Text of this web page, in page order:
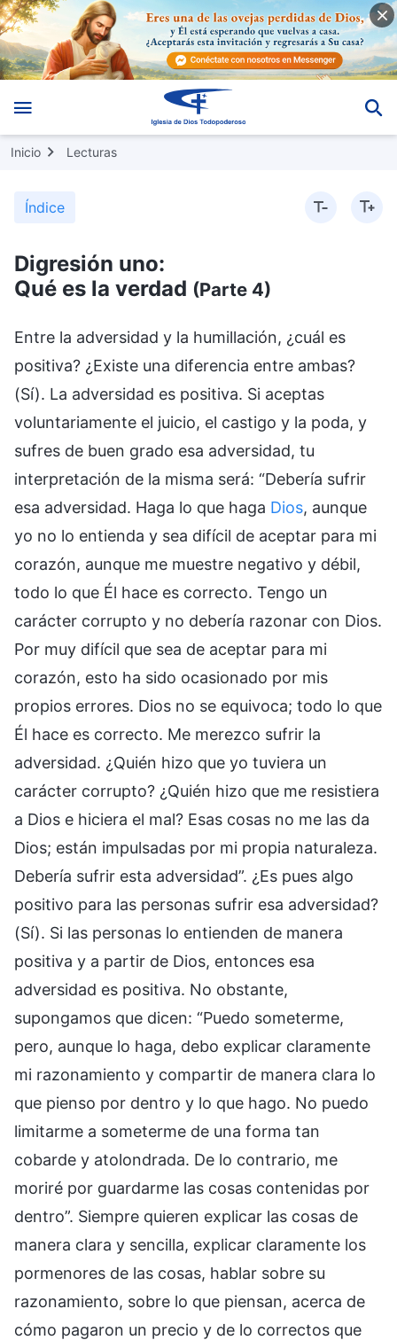
Inicio Lecturas
Índice
Digresión uno:
Qué es la verdad (Parte 4)
Entre la adversidad y la humillación, ¿cuál es
positiva? ¿Existe una diferencia entre ambas?
(Sí). La adversidad es positiva. Si aceptas
voluntariamente el juicio, el castigo y la poda, y
sufres de buen grado esa adversidad, tu
interpretación de la misma será: “Debería sufrir
esa adversidad. Haga lo que haga Dios, aunque
yo no lo entienda y sea difícil de aceptar para mi
corazón, aunque me muestre negativo y débil,
todo lo que Él hace es correcto. Tengo un
carácter corrupto y no debería razonar con Dios.
Por muy difícil que sea de aceptar para mi
corazón, esto ha sido ocasionado por mis
propios errores. Dios no se equivoca; todo lo que
Él hace es correcto. Me merezco sufrir la
adversidad. ¿Quién hizo que yo tuviera un
carácter corrupto? ¿Quién hizo que me resistiera
a Dios e hiciera el mal? Esas cosas no me las da
Dios; están impulsadas por mi propia naturaleza.
Debería sufrir esta adversidad”. ¿Es pues algo
positivo para las personas sufrir esa adversidad?
(Sí). Si las personas lo entienden de manera
positiva y a partir de Dios, entonces esa
adversidad es positiva. No obstante,
supongamos que dicen: “Puedo someterme,
pero, aunque lo haga, debo explicar claramente
mi razonamiento y compartir de manera clara lo
que pienso por dentro y lo que hago. No puedo
limitarme a someterme de una forma tan
cobarde y atolondrada. De lo contrario, me
moriré por guardarme las cosas contenidas por
dentro”. Siempre quieren explicar las cosas de
manera clara y sencilla, explicar claramente los
pormenores de las cosas, hablar sobre su
razonamiento, sobre lo que piensan, acerca de
cómo pagaron un precio y de lo correctos que